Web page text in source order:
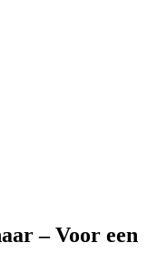
– Voor een